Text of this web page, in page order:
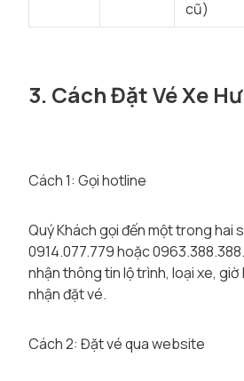
cũ)
3. Cách Đặt Vé Xe
Cách 1: Gọi hotline
Quý Khách gọi đến một trong hai
0914.077.779 hoặc
nhận thông tin lộ trình, loại xe, giờ
nhận đặt vé.
Cách 2: Đặt vé qua website